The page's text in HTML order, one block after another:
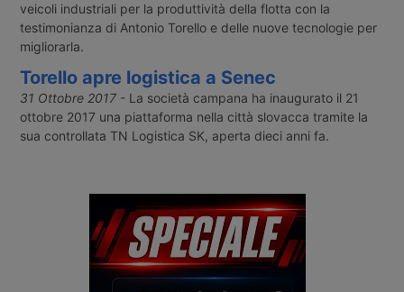
veicoli industriali per la produttività della flotta con la
testimonianza di Antonio Torello e delle nuove tecnologie per
migliorarla.
Torello apre logistica a Senec
31 Ottobre 2017- La società campana ha inaugurato il 21
ottobre 2017 una piattaforma nella città slovacca tramite la
sua controllata TN Logistica SK, aperta dieci anni fa.